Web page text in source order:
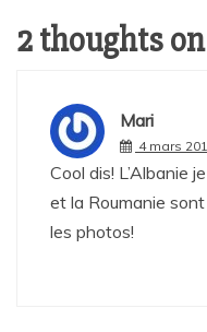
2 thoughts on
Mari
4 mars
Cool dis! L’Albanie
et la Roumanie
les photos!